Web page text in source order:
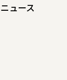
ニュース